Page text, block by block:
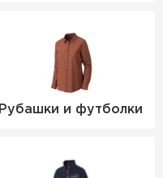
Рубашки и футболки